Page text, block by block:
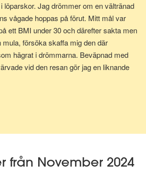
löparskor. Jag drömmer om en vältränad
vågade hoppas på förut. Mitt mål var
ett BMI under 30 och därefter sakta men
försöka skaffa mig den där
hägrat i drömmarna. Beväpnad med
vid den resan gör jag en liknande
Matdagbokens mentorer, skicka ett
du vill ha stöd och pepp privat eller om du
från November 2024